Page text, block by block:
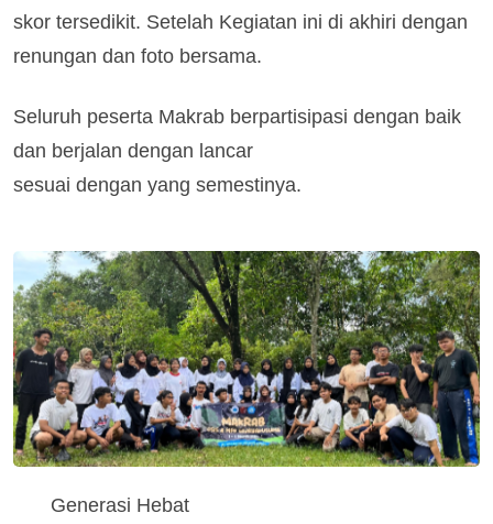
skor tersedikit. Setelah Kegiatan ini di akhiri dengan
renungan dan foto bersama.
Seluruh peserta Makrab berpartisipasi dengan baik
dan berjalan dengan lancar
sesuai dengan yang semestinya.
Generasi Hebat